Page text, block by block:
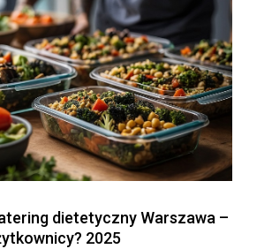
dietetyczny Warszawa –
2025